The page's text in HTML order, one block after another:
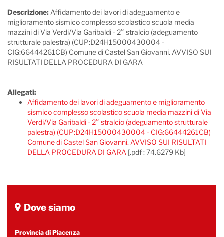
Descrizione: Affidamento dei lavori di adeguamento e
miglioramento sismico complesso scolastico scuola media
mazzini di Via Verdi/Via Garibaldi - 2° stralcio (adeguamento
strutturale palestra) (CUP:D24H15000430004 -
CIG:66444261CB) Comune di Castel San Giovanni. AVVISO SUI
RISULTATI DELLA PROCEDURA DI GARA
Allegati:
Affidamento dei lavori di adeguamento e miglioramento
sismico complesso scolastico scuola media mazzini di Via
Verdi/Via Garibaldi - 2° stralcio (adeguamento strutturale
palestra) (CUP:D24H15000430004 - CIG:66444261CB)
Comune di Castel San Giovanni. AVVISO SUI RISULTATI
DELLA PROCEDURA DI GARA [.pdf : 74.6279 Kb]
Dove siamo
Provincia di Piacenza